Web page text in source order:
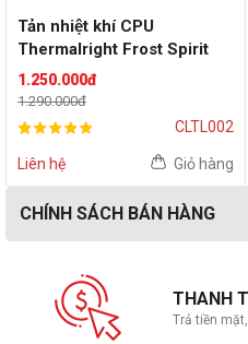
Tản nhiệt khí CPU
Thermalright Frost Spirit
140
1.250.000đ
1.290.000đ
CLTL002
Liên hệ Giỏ hàng
CHÍNH SÁCH BÁN HÀNG
THANH
Trả tiền